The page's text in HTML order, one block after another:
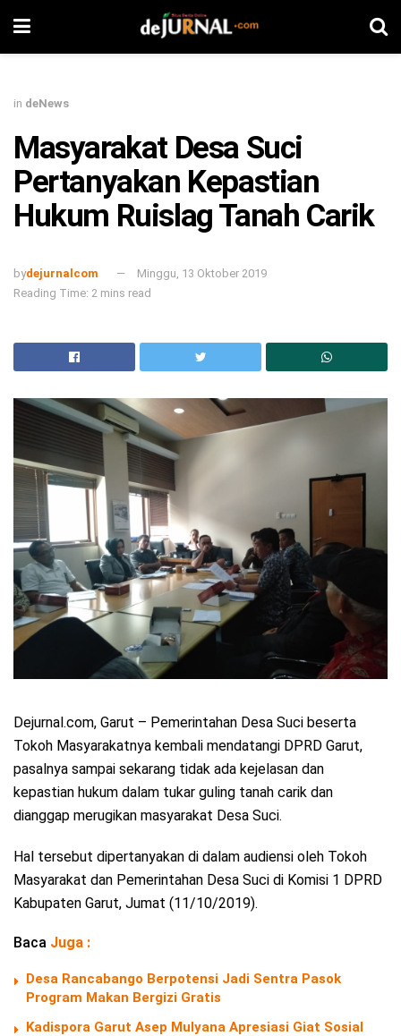
in deNews
Masyarakat Desa Suci
Pertanyakan Kepastian
Hukum Ruislag Tanah Carik
bydejurnalcom
Minggu, 13 Oktober 2019
Reading Time: 2 mins read
Dejurnal.com, Garut – Pemerintahan Desa Suci beserta
Tokoh Masyarakatnya kembali mendatangi DPRD Garut,
pasalnya sampai sekarang tidak ada kejelasan dan
kepastian hukum dalam tukar guling tanah carik dan
dianggap merugikan masyarakat Desa Suci.
Hal tersebut dipertanyakan di dalam audiensi oleh Tokoh
Masyarakat dan Pemerintahan Desa Suci di Komisi 1 DPRD
Kabupaten Garut, Jumat (11/10/2019).
Baca Juga :
Desa Rancabango Berpotensi Jadi Sentra Pasok
Program Makan Bergizi Gratis
Kadispora Garut Asep Mulyana Apresiasi Giat Sosial